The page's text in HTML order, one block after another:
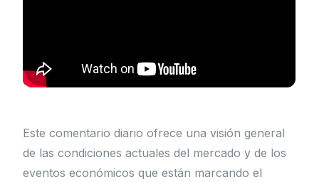
Este comentario diario ofrece una visión general
de las condiciones actuales del mercado y de los
eventos económicos que están marcando el